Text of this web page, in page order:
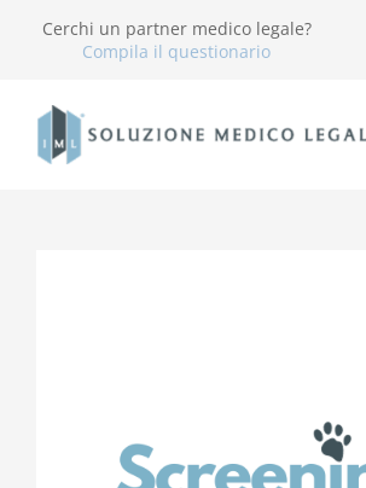
Cerchi un partner medico legale?
Compila il questionario